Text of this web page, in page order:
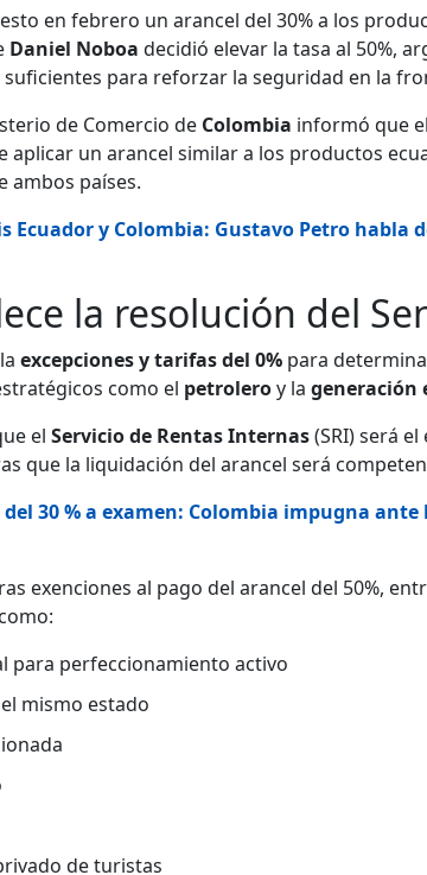
en febrero un arancel del 30% a los
Daniel Noboa decidió elevar la tasa al 50%,
para reforzar la seguridad en la
de Comercio de Colombia informó que
aplicar un arancel similar a los productos
ambos países.
Ecuador y Colombia: Gustavo Petro
la resolución del
excepciones y tarifas del 0% para
como el petroleroy la generación
el Servicio de Rentas Internas(SRI) será
que la liquidación del arancel será
30 % a examen: Colombia impugna
exenciones al pago del arancel del 50%,
para perfeccionamiento activo
mismo estado
de turistas